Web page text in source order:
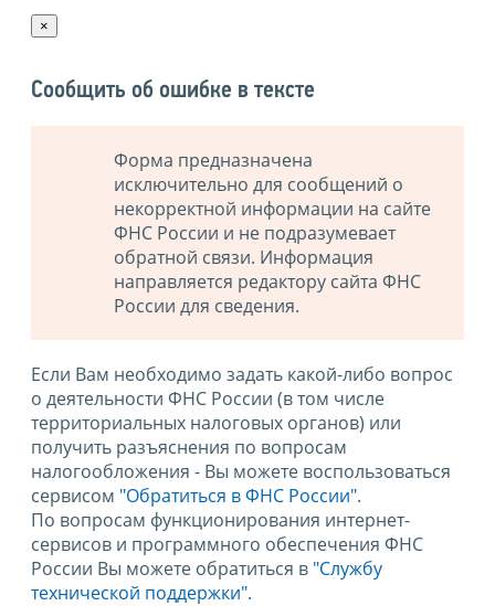
×
Сообщить об ошибке в тексте
Форма предназначена
исключительно для сообщений о
некорректной информации на сайте
ФНС России и не подразумевает
обратной связи. Информация
направляется редактору сайта ФНС
России для сведения.
Если Вам необходимо задать какой-либо вопрос
о деятельности ФНС России (в том числе
территориальных налоговых органов) или
получить разъяснения по вопросам
налогообложения - Вы можете воспользоваться
сервисом "Обратиться в ФНС России".
По вопросам функционирования интернет-
сервисов и программного обеспечения ФНС
России Вы можете обратиться в "Службу
технической поддержки".